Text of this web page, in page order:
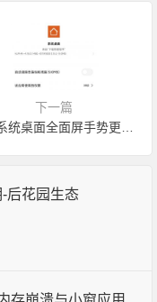
下一篇
后花园生态